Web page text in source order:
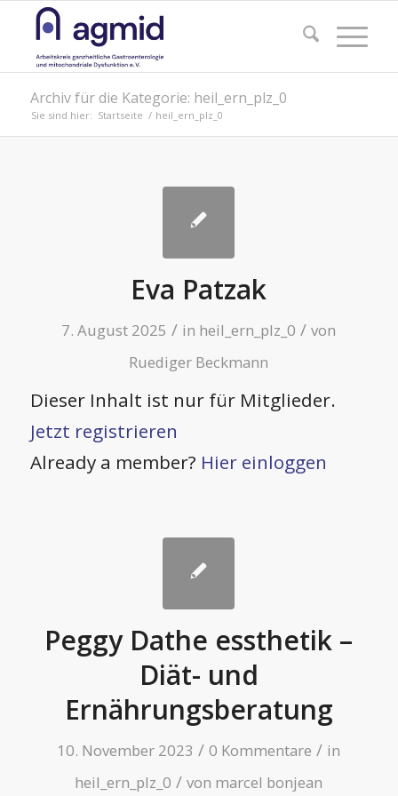
Archiv für die Kategorie: heil_ern_plz_0
Sie sind hier: Startseite / heil_ern_plz_0
Eva Patzak
7. August 2025 / in heil_ern_plz_0 / von
Ruediger Beckmann
Dieser Inhalt ist nur für Mitglieder.
Jetzt registrieren
Already a member? Hier einloggen
Peggy Dathe essthetik –
Diät- und
Ernährungsberatung
10. November 2023 / 0 Kommentare / in
heil_ern_plz_0 / von marcel bonjean